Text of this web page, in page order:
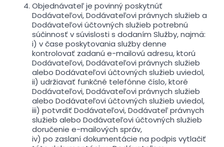
Objednávateľ je povinný poskytnúť
Dodávateľovi, Dodávateľovi právnych služieb a
Dodávateľovi účtovných služieb potrebnú
súčinnosť v súvislosti s dodaním Služby, najmä:
i) v čase poskytovania služby denne
kontrolovať zadanú e-mailovú adresu, ktorú
Dodávateľovi, Dodávateľovi právnych služieb
alebo Dodávateľovi účtovných služieb uviedol,
ii) udržiavať funkčné telefónne číslo, ktoré
Dodávateľovi, Dodávateľovi právnych služieb
alebo Dodávateľovi účtovných služieb uviedol,
iii) potvrdiť Dodávateľovi, Dodávateľ právnych
služieb alebo Dodávateľovi účtovných služieb
doručenie e-mailových správ,
iv) po zaslaní dokumentácie na podpis vytlačiť